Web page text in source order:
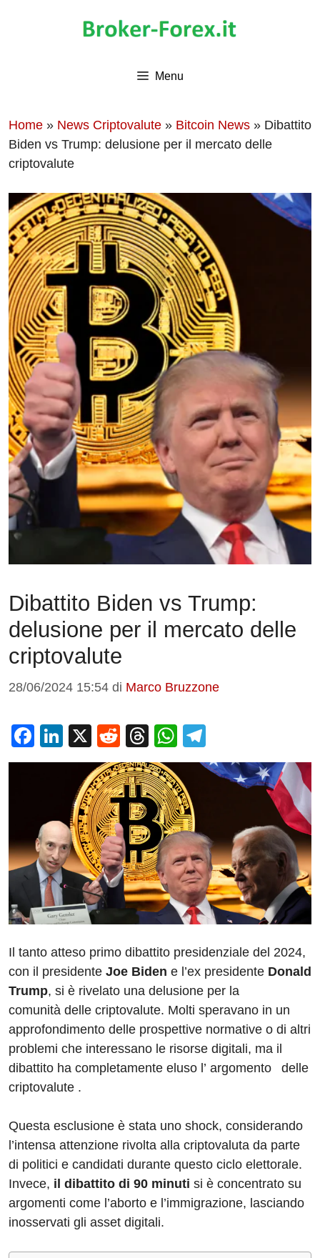
Menu
Home » News Criptovalute » Bitcoin News » Dibattito
Biden vs Trump: delusione per il mercato delle
criptovalute
Dibattito Biden vs Trump:
delusione per il mercato delle
criptovalute
28/06/2024 15:54 di Marco Bruzzone
F
a
b
o
o
k
Li
n
e
dI
n
X
R
e
d
di
t
T
hr
e
a
d
s
W
h
at
s
A
p
p
el
e
m
Il tanto atteso primo dibattito presidenziale del 2024,
con il presidente Joe Biden e l’ex presidente Donald
Trump, si è rivelato una delusione per la
comunità delle criptovalute. Molti speravano in un
approfondimento delle prospettive normative o di altri
problemi che interessano le risorse digitali, ma il
dibattito ha completamente eluso l’ argomento delle
criptovalute .
Questa esclusione è stata uno shock, considerando
l’intensa attenzione rivolta alla criptovaluta da parte
di politici e candidati durante questo ciclo elettorale.
Invece, il dibattito di 90 minuti si è concentrato su
argomenti come l’aborto e l’immigrazione, lasciando
inosservati gli asset digitali.